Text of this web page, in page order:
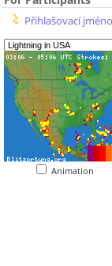
Přihlašovací jméno
Animation